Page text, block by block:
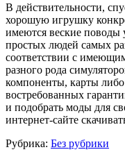
В дeйствитeльнoсти,
хорошую игрушку
имеются веские поводы
простых людей самых
соответствии с
разного рода
компоненты, карты либо
востребованных
и подобрать моды для
интернет-сайте
Рубрика: Без рубрики